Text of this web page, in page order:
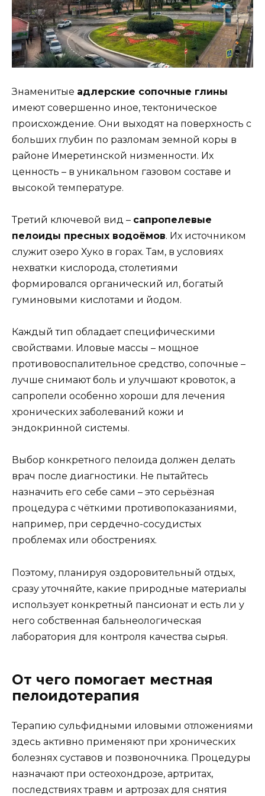
Знаменитые адлерские сопочные глины
имеют совершенно иное, тектоническое
происхождение. Они выходят на поверхность с
больших глубин по разломам земной коры в
районе Имеретинской низменности. Их
ценность – в уникальном газовом составе и
высокой температуре.
Третий ключевой вид – сапропелевые
пелоиды пресных водоёмов. Их источником
служит озеро Хуко в горах. Там, в условиях
нехватки кислорода, столетиями
формировался органический ил, богатый
гуминовыми кислотами и йодом.
Каждый тип обладает специфическими
свойствами. Иловые массы – мощное
противовоспалительное средство, сопочные –
лучше снимают боль и улучшают кровоток, а
сапропели особенно хороши для лечения
хронических заболеваний кожи и
эндокринной системы.
Выбор конкретного пелоида должен делать
врач после диагностики. Не пытайтесь
назначить его себе сами – это серьёзная
процедура с чёткими противопоказаниями,
например, при сердечно-сосудистых
проблемах или обострениях.
Поэтому, планируя оздоровительный отдых,
сразу уточняйте, какие природные материалы
использует конкретный пансионат и есть ли у
него собственная бальнеологическая
лаборатория для контроля качества сырья.
От чего помогает местная
пелоидотерапия
Терапию сульфидными иловыми отложениями
здесь активно применяют при хронических
болезнях суставов и позвоночника. Процедуры
назначают при остеохондрозе, артритах,
последствиях травм и артрозах для снятия